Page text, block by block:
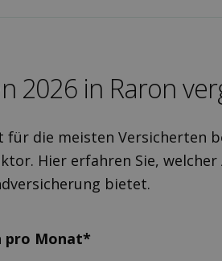
2026 in Raron
für die meisten Versicherten
Hier erfahren Sie,
bietet.
pro Monat*